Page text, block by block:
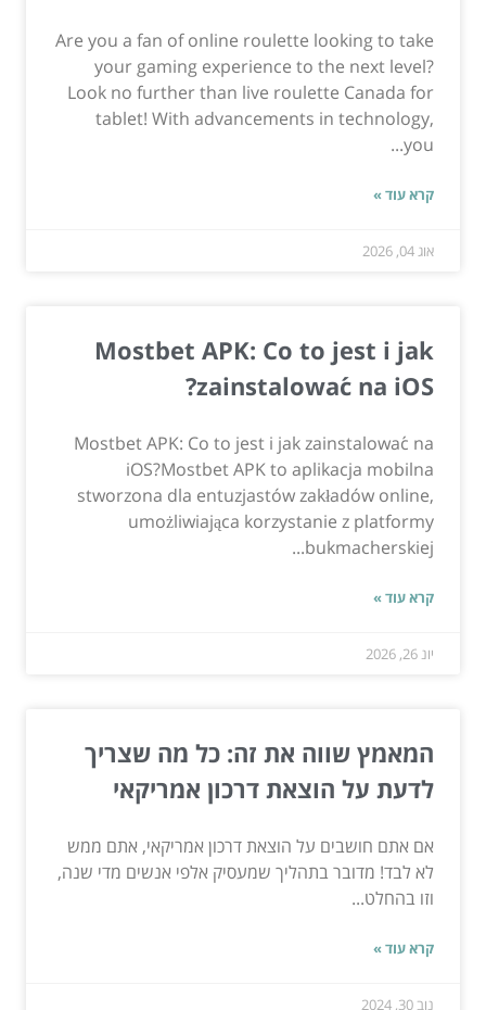
Are you a fan of online roulette looking to take
your gaming experience to the next level?
Look no further than live roulette Canada for
tablet! With advancements in technology,
you...
קרא עוד »
אוג 04, 2026
Mostbet APK: Co to jest i jak
zainstalować na iOS?
Mostbet APK: Co to jest i jak zainstalować na
iOS?Mostbet APK to aplikacja mobilna
stworzona dla entuzjastów zakładów online,
umożliwiająca korzystanie z platformy
bukmacherskiej...
קרא עוד »
יונ 26, 2026
המאמץ שווה את זה: כל מה שצריך
לדעת על הוצאת דרכון אמריקאי
אם אתם חושבים על הוצאת דרכון אמריקאי, אתם ממש
לא לבד! מדובר בתהליך שמעסיק אלפי אנשים מדי שנה,
וזו בהחלט...
קרא עוד »
נוב 30, 2024